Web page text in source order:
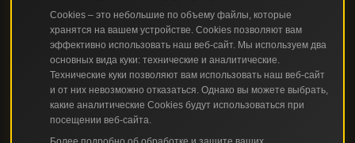
Cookies – это небольшие по объему файлы, которые
хранятся на вашем устройстве. Cookies позволяют вам
эффективно использовать наш веб-сайт. Мы используем два
основных вида куки: технические и аналитические.
Технические куки позволяют вам использовать наш веб-сайт
и от них невозможно отказаться. Однако вы можете выбрать,
какие аналитические Cookies будут использоваться при
посещении веб-сайта.